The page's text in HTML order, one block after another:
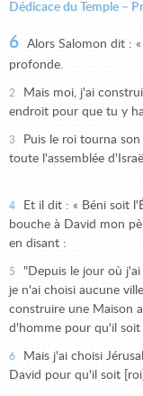
Dédicace du Temple –
6
Alors Salomon dit :
profonde.
2
Mais moi, j'ai
endroit pour que tu y
3
Puis le roi tourna
toute l'assemblée
4
Et il dit : « Béni soit
bouche à David mon
en disant :
5
"Depuis le jour où
je n'ai choisi aucune
construire une Maison
d'homme pour qu'il soit
6
Mais j'ai choisi
David pour qu'il soit